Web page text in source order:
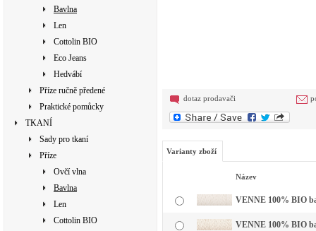
Bavlna
Len
Cottolin BIO
Eco Jeans
Hedvábí
Příze ručně předené
Praktické pomůcky
TKANÍ
Sady pro tkaní
Příze
Ovčí vlna
Bavlna
Len
Cottolin BIO
dotaz prodavači
Varianty zboží
Název
VENNE 100% BIO
VENNE 100% BIO